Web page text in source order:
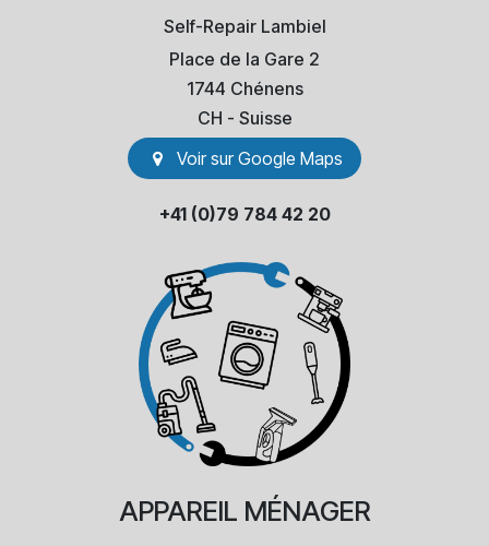
Self-Repair Lambiel
Place de la Gare 2
1744 Chénens
​CH - Suisse
Voir sur Go​​ogle Maps
+41 (0)79 784 42 20
APPAREIL MÉNAGER